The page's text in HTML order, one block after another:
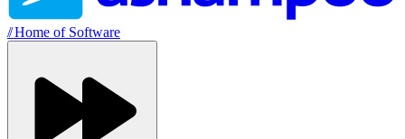
//Home of Software